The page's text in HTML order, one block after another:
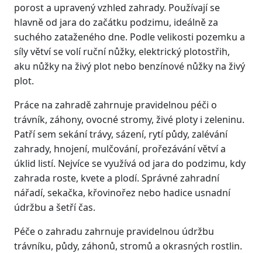
porost a upravený vzhled zahrady. Používají se
hlavně od jara do začátku podzimu, ideálně za
suchého zataženého dne. Podle velikosti pozemku a
síly větví se volí ruční nůžky, elektrický plotostřih,
aku nůžky na živý plot nebo benzínové nůžky na živý
plot.
Práce na zahradě zahrnuje pravidelnou péči o
trávník, záhony, ovocné stromy, živé ploty i zeleninu.
Patří sem sekání trávy, sázení, rytí půdy, zalévání
zahrady, hnojení, mulčování, prořezávání větví a
úklid listí. Nejvíce se využívá od jara do podzimu, kdy
zahrada roste, kvete a plodí. Správné zahradní
nářadí, sekačka, křovinořez nebo hadice usnadní
údržbu a šetří čas.
Péče o zahradu zahrnuje pravidelnou údržbu
trávníku, půdy, záhonů, stromů a okrasných rostlin.